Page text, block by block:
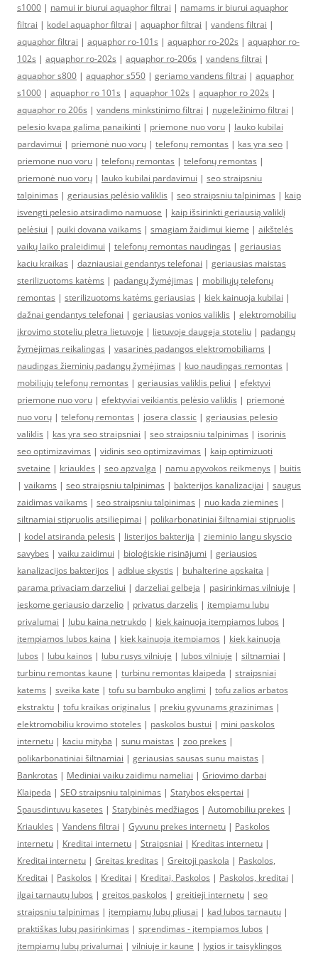
s1000 | namui ir biurui aquaphor filtrai | namams ir biurui aquaphor
filtrai | kodel aquaphor filtrai | aquaphor filtrai | vandens filtrai |
aquaphor filtrai | aquaphor ro-101s | aquaphor ro-202s | aquaphor ro-
102s | aquaphor ro-202s | aquaphor ro-206s | vandens filtrai |
aquaphor s800 | aquaphor s550 | geriamo vandens filtrai | aquaphor
s1000 | aquaphor ro 101s | aquaphor 102s | aquaphor ro 202s |
aquaphor ro 206s | vandens minkstinimo filtrai | nugeležinimo filtrai |
pelesio kvapa galima panaikinti | priemone nuo voru | lauko kubilai
pardavimui | priemonė nuo vorų | telefonų remontas | kas yra seo |
priemone nuo voru | telefonų remontas | telefonų remontas |
priemonė nuo vorų | lauko kubilai pardavimui | seo straipsniu
talpinimas | geriausias pelėsio valiklis | seo straipsniu talpinimas | kaip
isvengti pelesio atsiradimo namuose | kaip išsirinkti geriausią valiklį
pelėsiui | puiki dovana vaikams | smagiam žaidimui kieme | aikštelės
vaikų laiko praleidimui | telefonų remontas naudingas | geriausias
kaciu kraikas | dazniausiai gendantys telefonai | geriausias maistas
sterilizuotoms katėms | padangų žymėjimas | mobiliųjų telefonų
remontas | sterilizuotoms katėms geriausias | kiek kainuoja kubilai |
dažnai gendantys telefonai | geriausias vonios valiklis | elektromobiliu
ikrovimo stoteliu pletra lietuvoje | lietuvoje daugeja stoteliu | padangų
žymėjimas reikalingas | vasarinės padangos elektromobiliams |
naudingas žieminių padangų žymėjimas | kuo naudingas remontas |
mobiliųjų telefonų remontas | geriausias valiklis peliui | efektyvi
priemone nuo voru | efektyviai veikiantis pelėsio valiklis | priemonė
nuo vorų | telefonų remontas | josera classic | geriausias pelesio
valiklis | kas yra seo straipsniai | seo straipsniu talpinimas | isorinis
seo optimizavimas | vidinis seo optimizavimas | kaip optimizuoti
svetaine | kriaukles | seo apzvalga | namu apyvokos reikmenys | buitis
| vaikams | seo straipsniu talpinimas | bakterijos kanalizacijai | saugus
zaidimas vaikams | seo straipsniu talpinimas | nuo kada ziemines |
siltnamiai stipruolis atsiliepimai | polikarbonatiniai šiltnamiai stipruolis
| kodel atsiranda pelesis | listerijos bakterija | zieminio langu skyscio
savybes | vaiku zaidimui | bioloģiskie risinājumi | geriausios
kanalizacijos bakterijos | adblue skystis | buhalterine apskaita |
parama privaciam darzeliui | darzeliai gelbeja | pasirinkimas vilniuje |
ieskome geriausio darzelio | privatus darzelis | itempiamu lubu
privalumai | lubu kaina netrukdo | kiek kainuoja itempiamos lubos |
itempiamos lubos kaina | kiek kainuoja itempiamos | kiek kainuoja
lubos | lubu kainos | lubu rusys vilniuje | lubos vilniuje | siltnamiai |
turbinu remontas kaune | turbinu remontas klaipeda | straipsniai
katems | sveika kate | tofu su bambuko anglimi | tofu zalios arbatos
ekstraktu | tofu kraikas originalus | prekiu gyvunams grazinimas |
elektromobiliu krovimo stoteles | paskolos bustui | mini paskolos
internetu | kaciu mityba | sunu maistas | zoo prekes |
polikarbonatiniai šiltnamiai | geriausias sausas sunu maistas |
Bankrotas | Mediniai vaiku zaidimu nameliai | Griovimo darbai
Klaipeda | SEO straipsniu talpinimas | Statybos ekspertai |
Spausdintuvu kasetes | Statybinės medžiagos | Automobiliu prekes |
Kriaukles | Vandens filtrai | Gyvunu prekes internetu | Paskolos
internetu | Kreditai internetu | Straipsniai | Kreditas internetu |
Kreditai internetu | Greitas kreditas | Greitoji paskola | Paskolos,
Kreditai | Paskolos | Kreditai | Kreditai, Paskolos | Paskolos, kreditai |
ilgai tarnautų lubos | greitos paskolos | greitieji internetu | seo
straipsniu talpinimas | įtempiamų lubų pliusai | kad lubos tarnautų |
praktiškas lubų pasirinkimas | sprendimas - įtempiamos lubos |
įtempiamų lubų privalumai | vilniuje ir kaune | lygios ir taisyklingos